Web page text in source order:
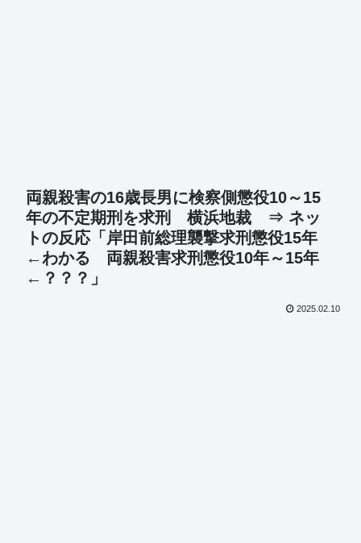
両親殺害の16歳長男に検察側懲役10～15
年の不定期刑を求刑 横浜地裁 ⇒ ネッ
トの反応「岸田前総理襲撃求刑懲役15年
←わかる 両親殺害求刑懲役10年～15年
←？？？」
2025.02.10